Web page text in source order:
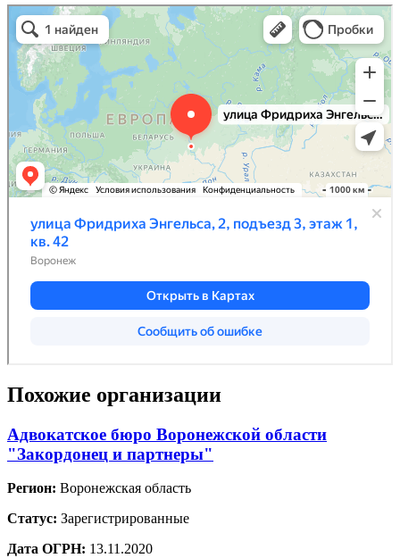
Похожие организации
Адвокатское бюро Воронежской области
"Закордонец и партнеры"
Регион: Воронежская область
Статус: Зарегистрированные
Дата ОГРН: 13.11.2020